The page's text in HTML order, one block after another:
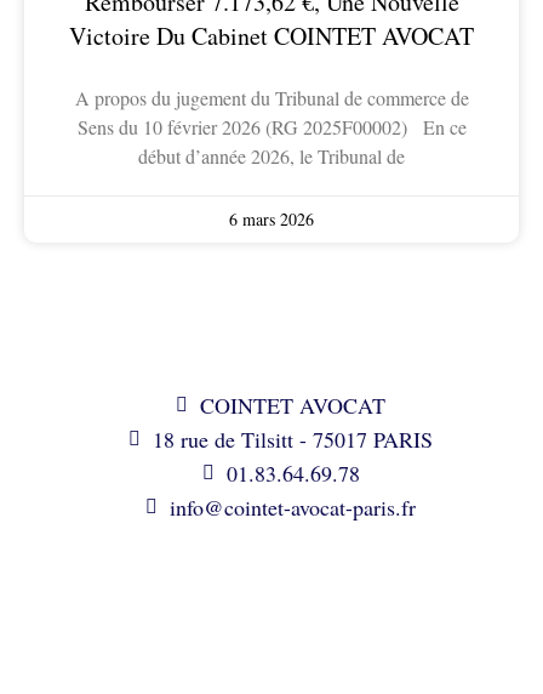
Victoire Du Cabinet COINTET AVOCAT
A propos du jugement du Tribunal de commerce de
Sens du 10 février 2026 (RG 2025F00002) En ce
début d’année 2026, le Tribunal de
6 mars 2026
COINTET AVOCAT
18 rue de Tilsitt - 75017 PARIS
01.83.64.69.78
info@cointet-avocat-paris.fr